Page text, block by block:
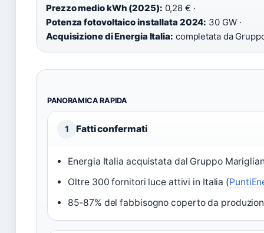
Prezzo medio kWh (2025): 0,28 € ·
Potenza fotovoltaico installata 2024: 30 GW ·
Acquisizione di Energia Italia: completata da
PANORAMICA RAPIDA
1 Fatti confermati
Energia Italia acquistata dal Gruppo
Oltre 300 fornitori luce attivi in Italia (
85‑87% del fabbisogno coperto da